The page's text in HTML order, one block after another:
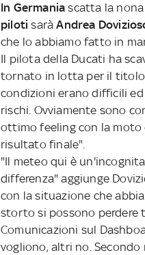
In Germania scatta la
piloti saràAndrea
che lo abbiamo fatto in
Il pilota della Ducati ha
tornato in lotta per il
condizioni erano difficili
rischi. Ovviamente sono
ottimo feeling con la moto
risultato finale".
"Il meteo qui è
differenza" aggiunge
con la situazione che
storto si possono perdere
Comunicazioni sul
vogliono, altri no.